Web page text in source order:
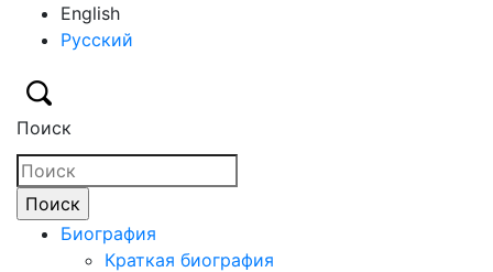
English
Русский
Поиск
Биография
Краткая биография